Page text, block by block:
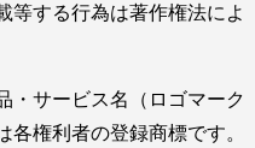
等する行為は著作権法によ
・サービス名（ロゴマーク
権利者の登録商標です。